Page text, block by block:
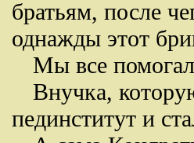
братьям, после
однажды этот
Мы все
Внучка,
пединститут и